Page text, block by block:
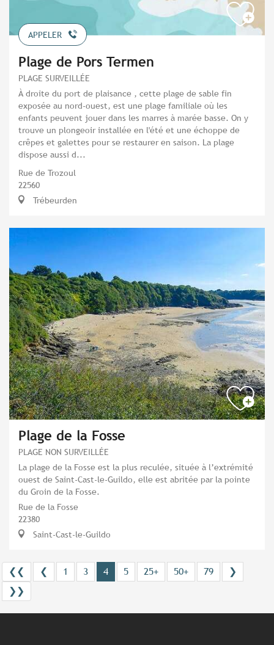
APPELER
Plage de Pors Termen
PLAGE SURVEILLÉE
À droite du port de plaisance , cette plage de sable fin
exposée au nord-ouest, est une plage familiale où les
enfants peuvent jouer dans les marres à marée basse. On y
trouve un plongeoir installée en l'été et une échoppe de
crêpes et galettes pour se restaurer en saison. La plage
dispose aussi d...
Rue de Trozoul
22560
Trébeurden
Plage de la Fosse
PLAGE NON SURVEILLÉE
La plage de la Fosse est la plus reculée, située à l’extrémité
ouest de Saint-Cast-le-Guildo, elle est abritée par la pointe
du Groin de la Fosse.
Rue de la Fosse
22380
Saint-Cast-le-Guildo
❮❮ ❮ 1 3 4 5 25+ 50+ 79
❯
❯❯